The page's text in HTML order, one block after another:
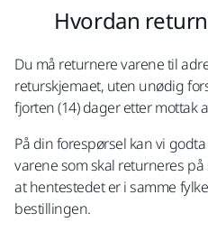
Hvordan
Du må returnere varene til
returskjemaet, uten unødig
fjorten (14) dager etter mottak
På din forespørsel kan vi
varene som skal returneres
at hentestedet er i samme
bestillingen.